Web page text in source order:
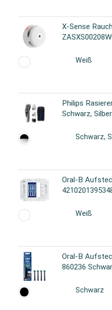
X-Sense
Weiß
Philips
Schwarz, Silber
Schwarz,
Oral-B
Weiß
Oral-B
860236
Schwarz